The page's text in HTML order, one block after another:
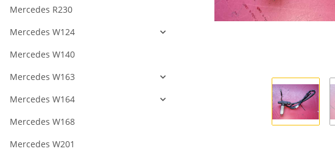
Mercedes R230
Mercedes W124
Mercedes W140
Mercedes W163
Mercedes W164
Mercedes W168
Mercedes W201